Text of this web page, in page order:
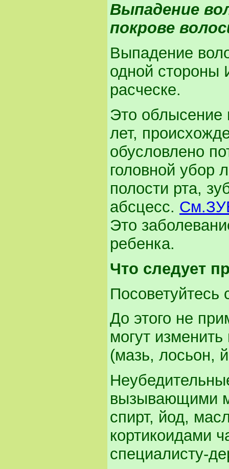
Выпадение
покрове
Выпадение
одной стороны
расческе.
Это облысение
лет,
обусловлено
головной убор
полости рта,
абсцесс.
Это
ребенка.
Что следует
Посоветуйтесь
До этого не
могут
(мазь, лосьон,
вызывающими
спирт, йод,
кортикоидами
специалисту-